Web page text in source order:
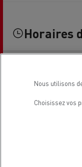
Horaires
Contacts
Nous utilisons
Choisissez vos